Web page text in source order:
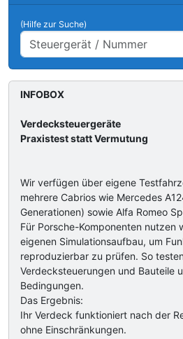
(Hilfe zur Suche)
INFOBOX
Verdecksteuergeräte
Praxistest statt Vermutung
Wir verfügen über eigene
mehrere Cabrios wie Mercedes
Generationen) sowie Alfa Romeo
Für Porsche-Komponenten nutzen
eigenen Simulationsaufbau, um
reproduzierbar zu prüfen. So
Verdecksteuerungen und Bauteile
Bedingungen.
Das Ergebnis:
Ihr Verdeck funktioniert nach der
ohne Einschränkungen.